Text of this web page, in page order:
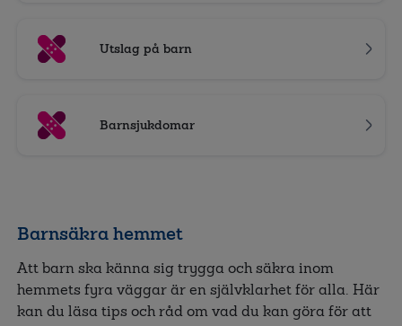
Utslag på barn
Barnsjukdomar
Barnsäkra hemmet
Att barn ska känna sig trygga och säkra inom
hemmets fyra väggar är en självklarhet för alla. Här
kan du läsa tips och råd om vad du kan göra för att